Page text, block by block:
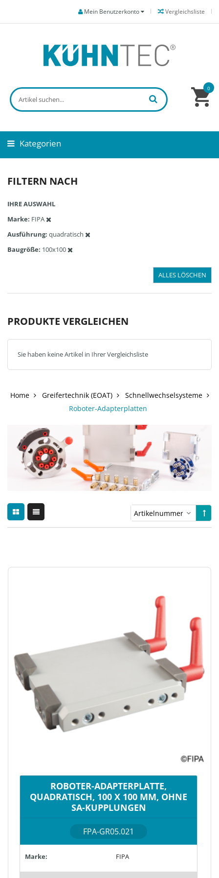
Vergleichsliste
Mein Benutzerkonto
0
Kategorien
FILTERN NACH
IHRE AUSWAHL
Marke FIPA
Ausführung quadratisch
Baugröße 100x100
ALLES LÖSCHEN
PRODUKTE VERGLEICHEN
Sie haben keine Artikel in Ihrer Vergleichsliste
Home Greifertechnik (EOAT)
Schnellwechselsysteme
Roboter-Adapterplatten
ROBOTER-ADAPTERPLATTE,
QUADRATISCH, 100 X 100 MM, OHNE
SA-KUPPLUNGEN
FPA-GR05.021
Marke: FIPA